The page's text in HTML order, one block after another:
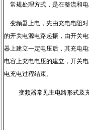
常规处理方式，是在整流和
变频器上电，先由充电电阻
的开关电源电路起振，由开关
器上建立一定电压后，其充电
电容上充电电压的建立，开关电
电充电过程结束。
变频器常见主电路形式及